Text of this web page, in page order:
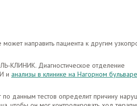
направить пациента к другим
КЛИНИК. Диагностическое отделение
и анализы в клинике на Нагорном бульваре
по данным тестов определит причину